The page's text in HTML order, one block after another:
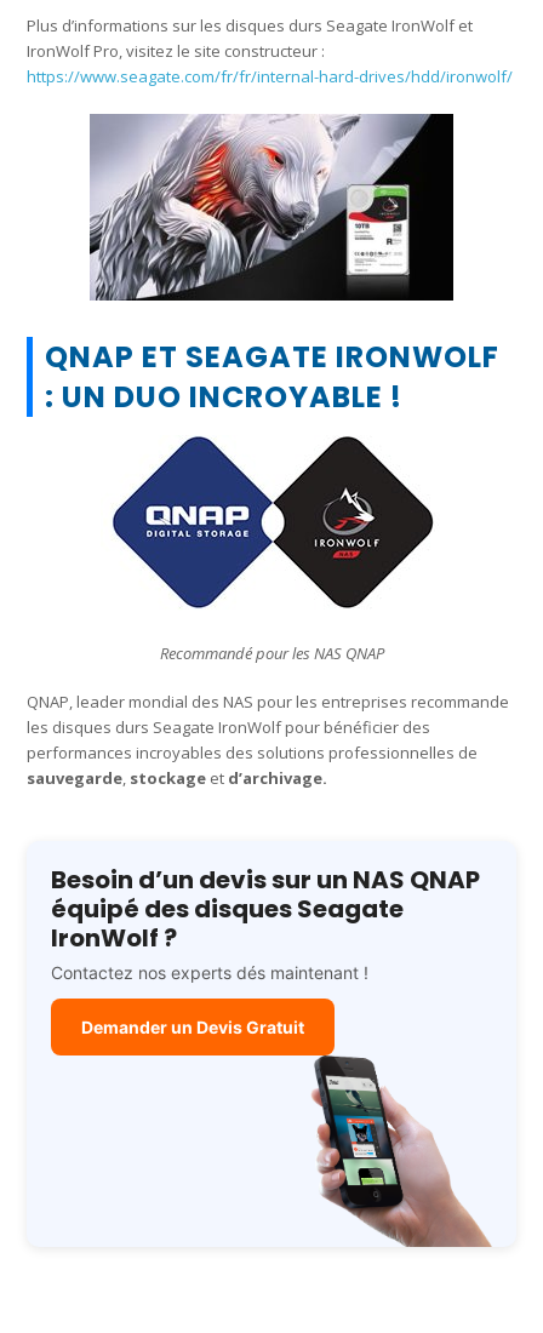
Plus d’informations sur les disques durs Seagate IronWolf et
IronWolf Pro, visitez le site constructeur :
https://www.seagate.com/fr/fr/internal-hard-drives/hdd/ironwolf/
QNAP ET SEAGATE IRONWOLF
: UN DUO INCROYABLE !
Recommandé pour les NAS QNAP
QNAP, leader mondial des NAS pour les entreprises recommande
les disques durs Seagate IronWolf pour bénéficier des
performances incroyables des solutions professionnelles de
sauvegarde, stockage et d’archivage.
Besoin d’un devis sur un NAS QNAP
équipé des disques Seagate
IronWolf ?
Contactez nos experts dés maintenant !
Demander un Devis Gratuit